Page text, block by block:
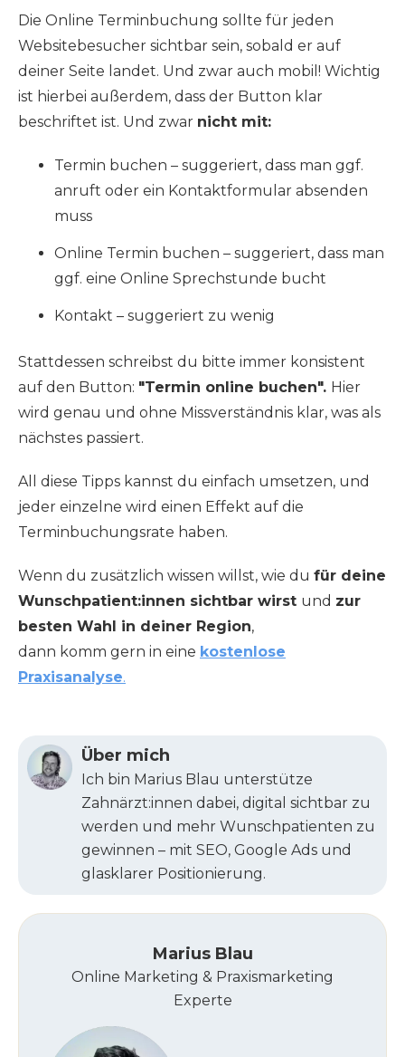
Die Online Terminbuchung sollte für jeden
Websitebesucher sichtbar sein, sobald er auf
deiner Seite landet. Und zwar auch mobil! Wichtig
ist hierbei außerdem, dass der Button klar
beschriftet ist. Und zwar nicht mit:
Termin buchen – suggeriert, dass man ggf.
anruft oder ein Kontaktformular absenden
muss
Online Termin buchen – suggeriert, dass man
ggf. eine Online Sprechstunde bucht
Kontakt – suggeriert zu wenig
Stattdessen schreibst du bitte immer konsistent
auf den Button: "Termin online buchen". Hier
wird genau und ohne Missverständnis klar, was als
nächstes passiert.
All diese Tipps kannst du einfach umsetzen, und
jeder einzelne wird einen Effekt auf die
Terminbuchungsrate haben.
Wenn du zusätzlich wissen willst, wie du für deine
Wunschpatient:innen sichtbar wirst und zur
besten Wahl in deiner Region,
dann komm gern in eine kostenlose
Praxisanalyse.
Über mich
Ich bin Marius Blau unterstütze
Zahnärzt:innen dabei, digital sichtbar zu
werden und mehr Wunschpatienten zu
gewinnen – mit SEO, Google Ads und
glasklarer Positionierung.
Marius Blau
Online Marketing & Praxismarketing
Experte